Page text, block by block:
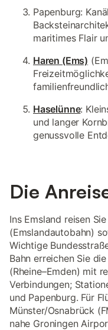
Papenburg:
maritimes Flair
Haren (Ems)
Haselünne:
und langer
genussvolle
Die
Ins Emsland reisen
(Emslandautobahn)
Wichtige
Bahn erreichen Sie
(Rheine–Emden) mit
Verbindungen;
und Papenburg. Für
Münster/Osnabrück
nahe Groningen